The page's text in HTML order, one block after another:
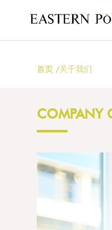
首页 /关于我们
COMPANY